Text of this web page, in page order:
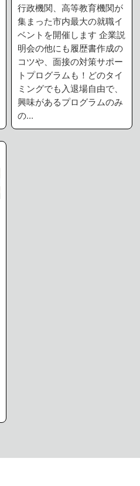
行政機関、高等教育機関が
集まった市内最大の就職イ
ベントを開催します 企業説
明会の他にも履歴書作成の
コツや、面接の対策サポー
トプログラムも！どのタイ
ミングでも入退場自由で、
興味があるプログラムのみ
の…